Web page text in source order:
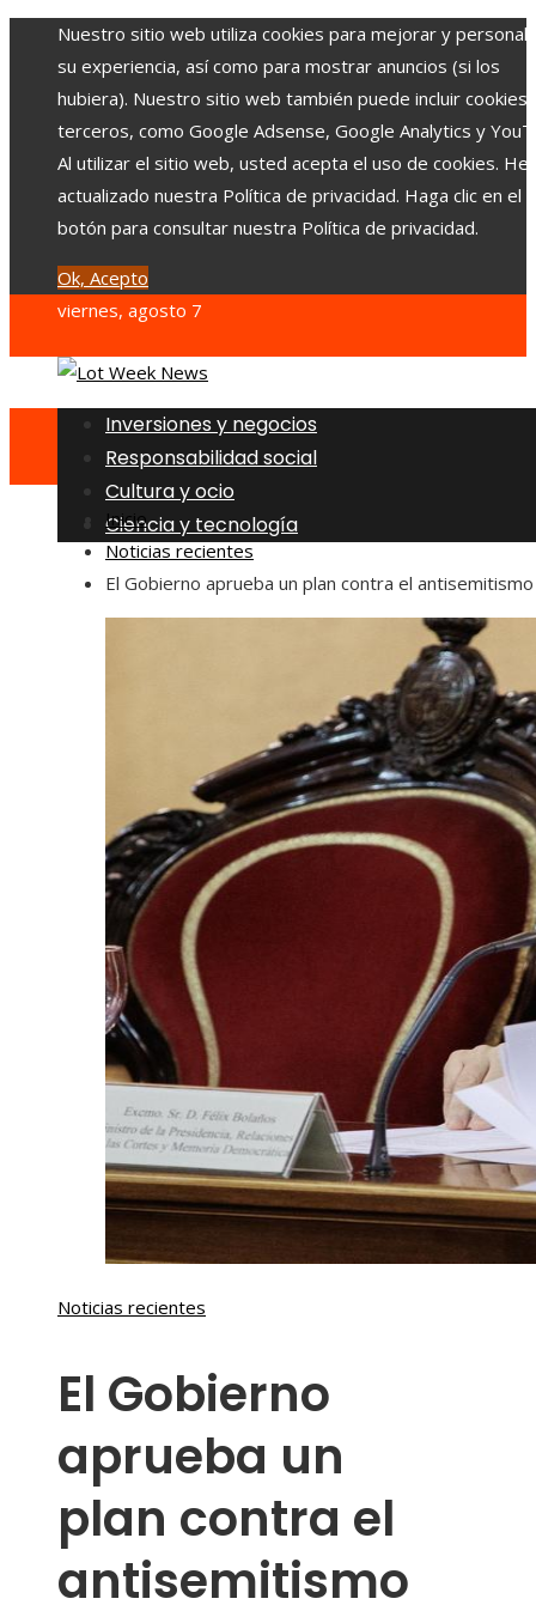
Nuestro sitio web utiliza cookies para mejorar y
su experiencia, así como para mostrar anuncios (si los
hubiera). Nuestro sitio web también puede incluir cookies
terceros, como Google Adsense, Google Analytics y
Al utilizar el sitio web, usted acepta el uso de cookies.
actualizado nuestra Política de privacidad. Haga clic en el
botón para consultar nuestra Política de privacidad.
Ok, Acepto
viernes, agosto 7
Inversiones y negocios
Responsabilidad social
Cultura y ocio
Ciencia y tecnología
Inicio
Noticias recientes
El Gobierno aprueba un plan contra el antisemitismo
Noticias recientes
El Gobierno
aprueba un
plan contra el
antisemitismo